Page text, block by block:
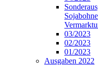
03/2023
02/2023
01/2023
Ausgaben 2022